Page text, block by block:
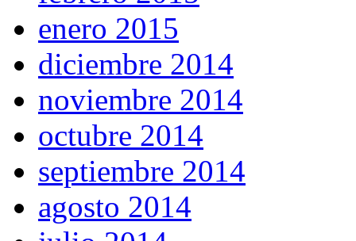
enero 2015
diciembre 2014
noviembre 2014
octubre 2014
septiembre 2014
agosto 2014